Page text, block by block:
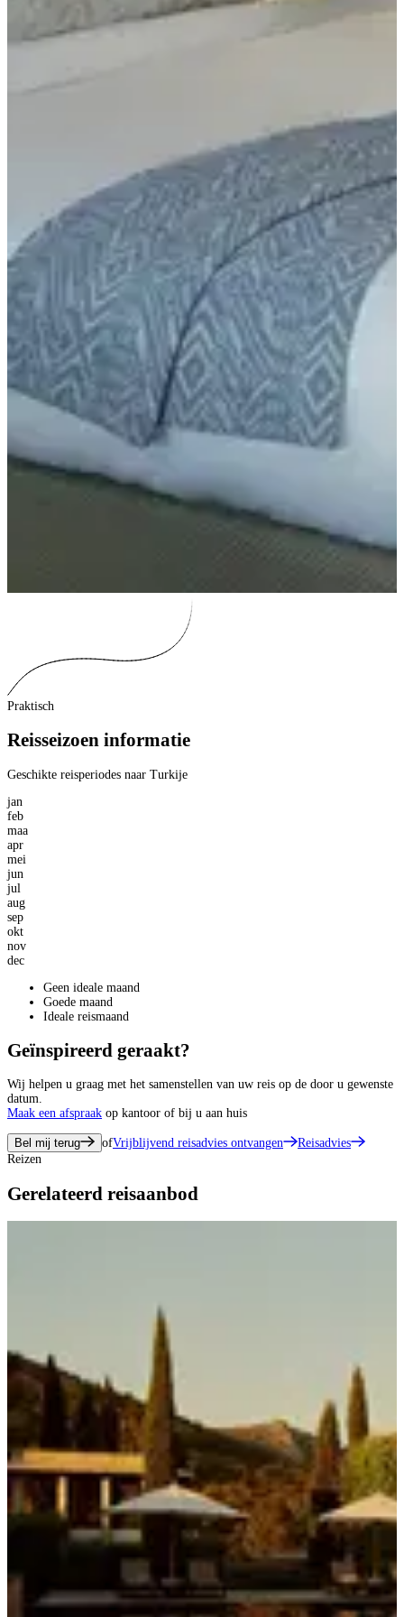
Praktisch
Reisseizoen informatie
Geschikte reisperiodes naar Turkije
jan
feb
maa
apr
mei
jun
jul
aug
sep
okt
nov
dec
Geen ideale maand
Goede maand
Ideale reismaand
Geïnspireerd geraakt?
Wij helpen u graag met het samenstellen van uw reis op de door u gewenste
datum.
Maak een afspraak op kantoor of bij u aan huis
Bel mij terug ofVrijblijvend reisadvies ontvangen
Reisadvies
Reizen
Gerelateerd reisaanbod